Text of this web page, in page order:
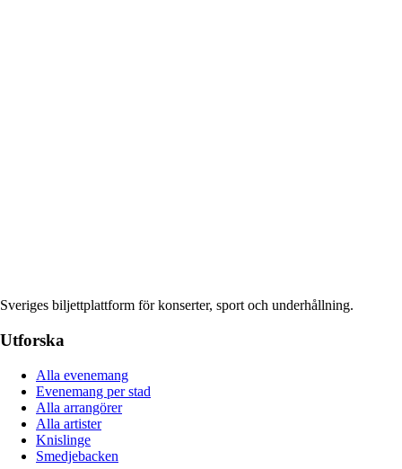
Sveriges biljettplattform för konserter, sport och underhållning.
Utforska
Alla evenemang
Evenemang per stad
Alla arrangörer
Alla artister
Knislinge
Smedjebacken